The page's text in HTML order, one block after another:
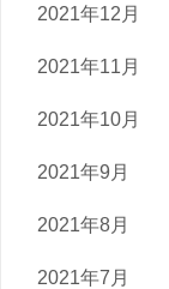
2021年12月
2021年11月
2021年10月
2021年9月
2021年8月
2021年7月